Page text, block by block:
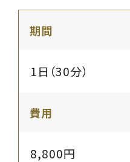
期間
1日（30分）
費用
8,800円